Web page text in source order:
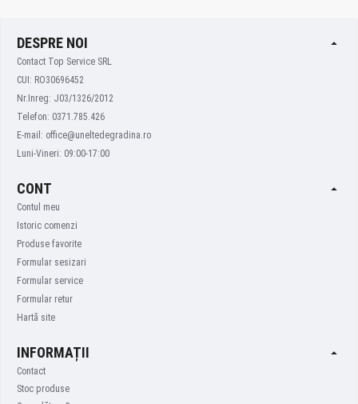
DESPRE NOI
Contact Top Service SRL
CUI: RO30696452
Nr.Inreg: J03/1326/2012
Telefon: 0371.785.426
E-mail: office@uneltedegradina.ro
Luni-Vineri: 09:00-17:00
CONT
Contul meu
Istoric comenzi
Produse favorite
Formular sesizari
Formular service
Formular retur
Hartă site
INFORMAȚII
Contact
Stoc produse